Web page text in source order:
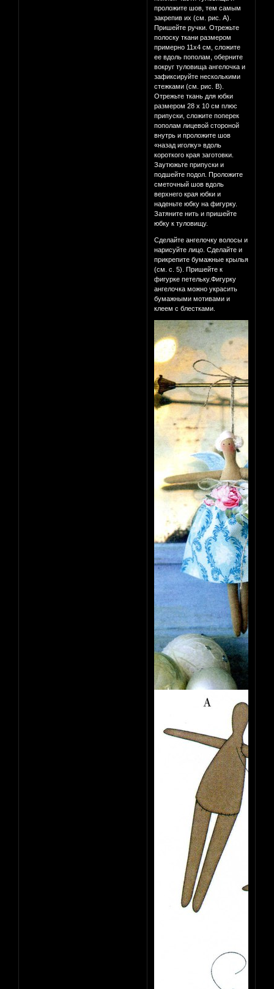
проложите шов, тем самым
закрепив их (см. рис. А).
Пришейте ручки. Отрежьте
полоску ткани размером
примерно 11x4 см, сложите
ее вдоль пополам, оберните
вокруг туловища ангелочка и
зафиксируйте несколькими
стежками (см. рис. В).
Отрежьте ткань для юбки
размером 28 х 10 см плюс
припуски, сложите поперек
пополам лицевой стороной
внутрь и проложите шов
«назад иголку» вдоль
короткого края заготовки.
Заутюжьте припуски и
подшейте подол. Проложите
сметочный шов вдоль
верхнего края юбки и
наденьте юбку на фигурку.
Затяните нить и пришейте
юбку к туловищу.
Сделайте ангелочку волосы и
нарисуйте лицо. Сделайте и
прикрепите бумажные крылья
(см. с. 5). Пришейте к
фигурке петельку.Фигурку
ангелочка можно украсить
бумажными мотивами и
клеем с блестками.